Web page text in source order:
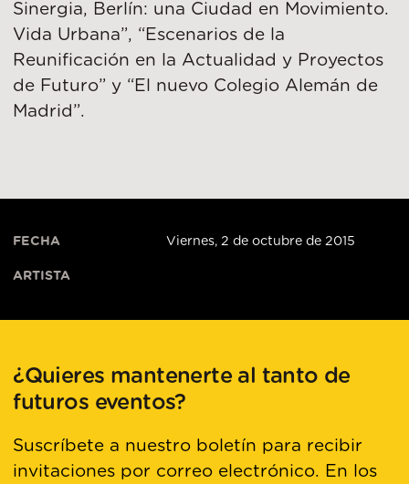
Sinergia, Berlín: una Ciudad en Movimiento.
Vida Urbana”, “Escenarios de la
Reunificación en la Actualidad y Proyectos
de Futuro” y “El nuevo Colegio Alemán de
Madrid”.
FECHA Viernes, 2 de octubre de 2015
ARTISTA
¿Quieres mantenerte al tanto de
futuros eventos?
Suscríbete a nuestro boletín para recibir
invitaciones por correo electrónico. En los